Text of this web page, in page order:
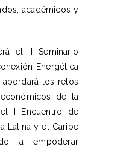
académicos y
el II Seminario
Energética
abordará los retos
de la
I Encuentro de
Latina y el Caribe
a empoderar